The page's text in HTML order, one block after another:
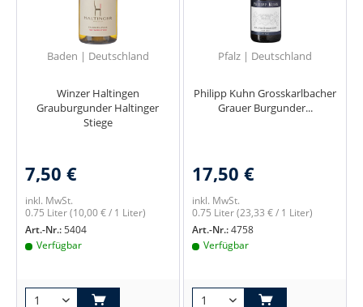
Baden | Deutschland
Winzer Haltingen
Grauburgunder Haltinger
Stiege
7,50 €
inkl. MwSt.
0.75 Liter(10,00 € / 1 Liter)
Art.-Nr.:5404
Verfügbar
Pfalz | Deutschland
Philipp Kuhn Grosskarlbacher
Grauer Burgunder...
17,50 €
inkl. MwSt.
0.75 Liter(23,33 € / 1 Liter)
Art.-Nr.:4758
Verfügbar